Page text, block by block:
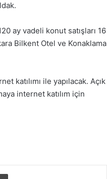
ay vadeli konut satışları 16
Bilkent Otel ve Konaklama
katılımı ile yapılacak. Açık
internet katılım için
Yazdır